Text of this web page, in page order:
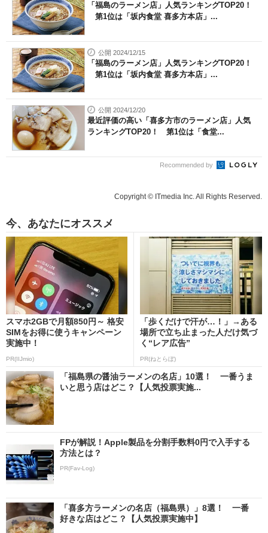
「福島のラーメン店」人気ランキングTOP20！
第1位は「坂内食堂 喜多方本店」...
公開 2024/12/15
「福島のラーメン店」人気ランキングTOP20！
第1位は「坂内食堂 喜多方本店」...
公開 2024/12/20
最近評価の高い「喜多方市のラーメン店」人気
ランキングTOP20！ 第1位は「食堂...
Recommended by
Copyright © ITmedia Inc. All Rights Reserved.
今、あなたにオススメ
スマホ2GBで月額850円～ 格安
SIMをお得に使うキャンペーン
実施中！
PR(IIJmio)
「歩くだけで汗が…！」→ある
場所で立ち止まった人だけ気づ
く“レア広告”
PR(ねとらぼ)
「福島県の醤油ラーメンの名店」10選！ 一番うま
いと思う店はどこ？【人気投票実施...
FPが解説！Apple製品を分割手数料0円で入手する
方法とは？
PR(Fav-Log)
「喜多方ラーメンの名店（福島県）」8選！ 一番
好きな店はどこ？【人気投票実施中】